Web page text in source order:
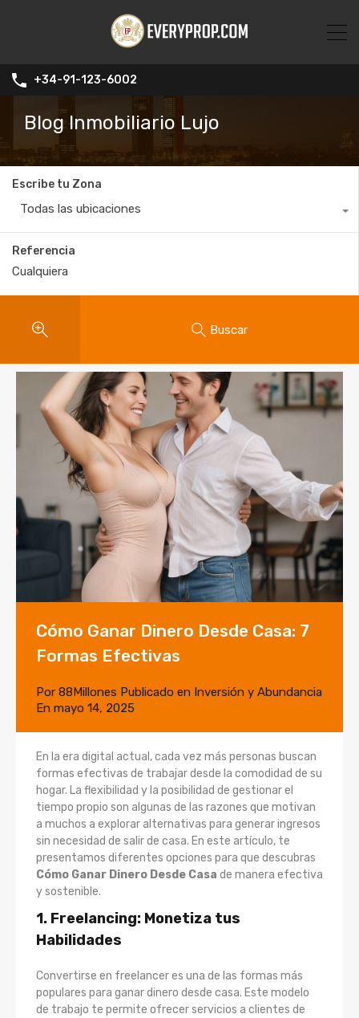
+34-91-123-6002
Blog Inmobiliario Lujo
Escribe tu Zona
Todas las ubicaciones
Referencia
Buscar
Cómo Ganar Dinero Desde Casa: 7
Formas Efectivas
Por 88Millones Publicado en Inversión y Abundancia
En mayo 14, 2025
En la era digital actual, cada vez más personas buscan
formas efectivas de trabajar desde la comodidad de su
hogar. La flexibilidad y la posibilidad de gestionar el
tiempo propio son algunas de las razones que motivan
a muchos a explorar alternativas para generar ingresos
sin necesidad de salir de casa. En este artículo, te
presentamos diferentes opciones para que descubras
Cómo Ganar Dinero Desde Casa de manera efectiva
y sostenible.
1. Freelancing: Monetiza tus
Habilidades
Convertirse en freelancer es una de las formas más
populares para ganar dinero desde casa. Este modelo
de trabajo te permite ofrecer servicios a clientes de